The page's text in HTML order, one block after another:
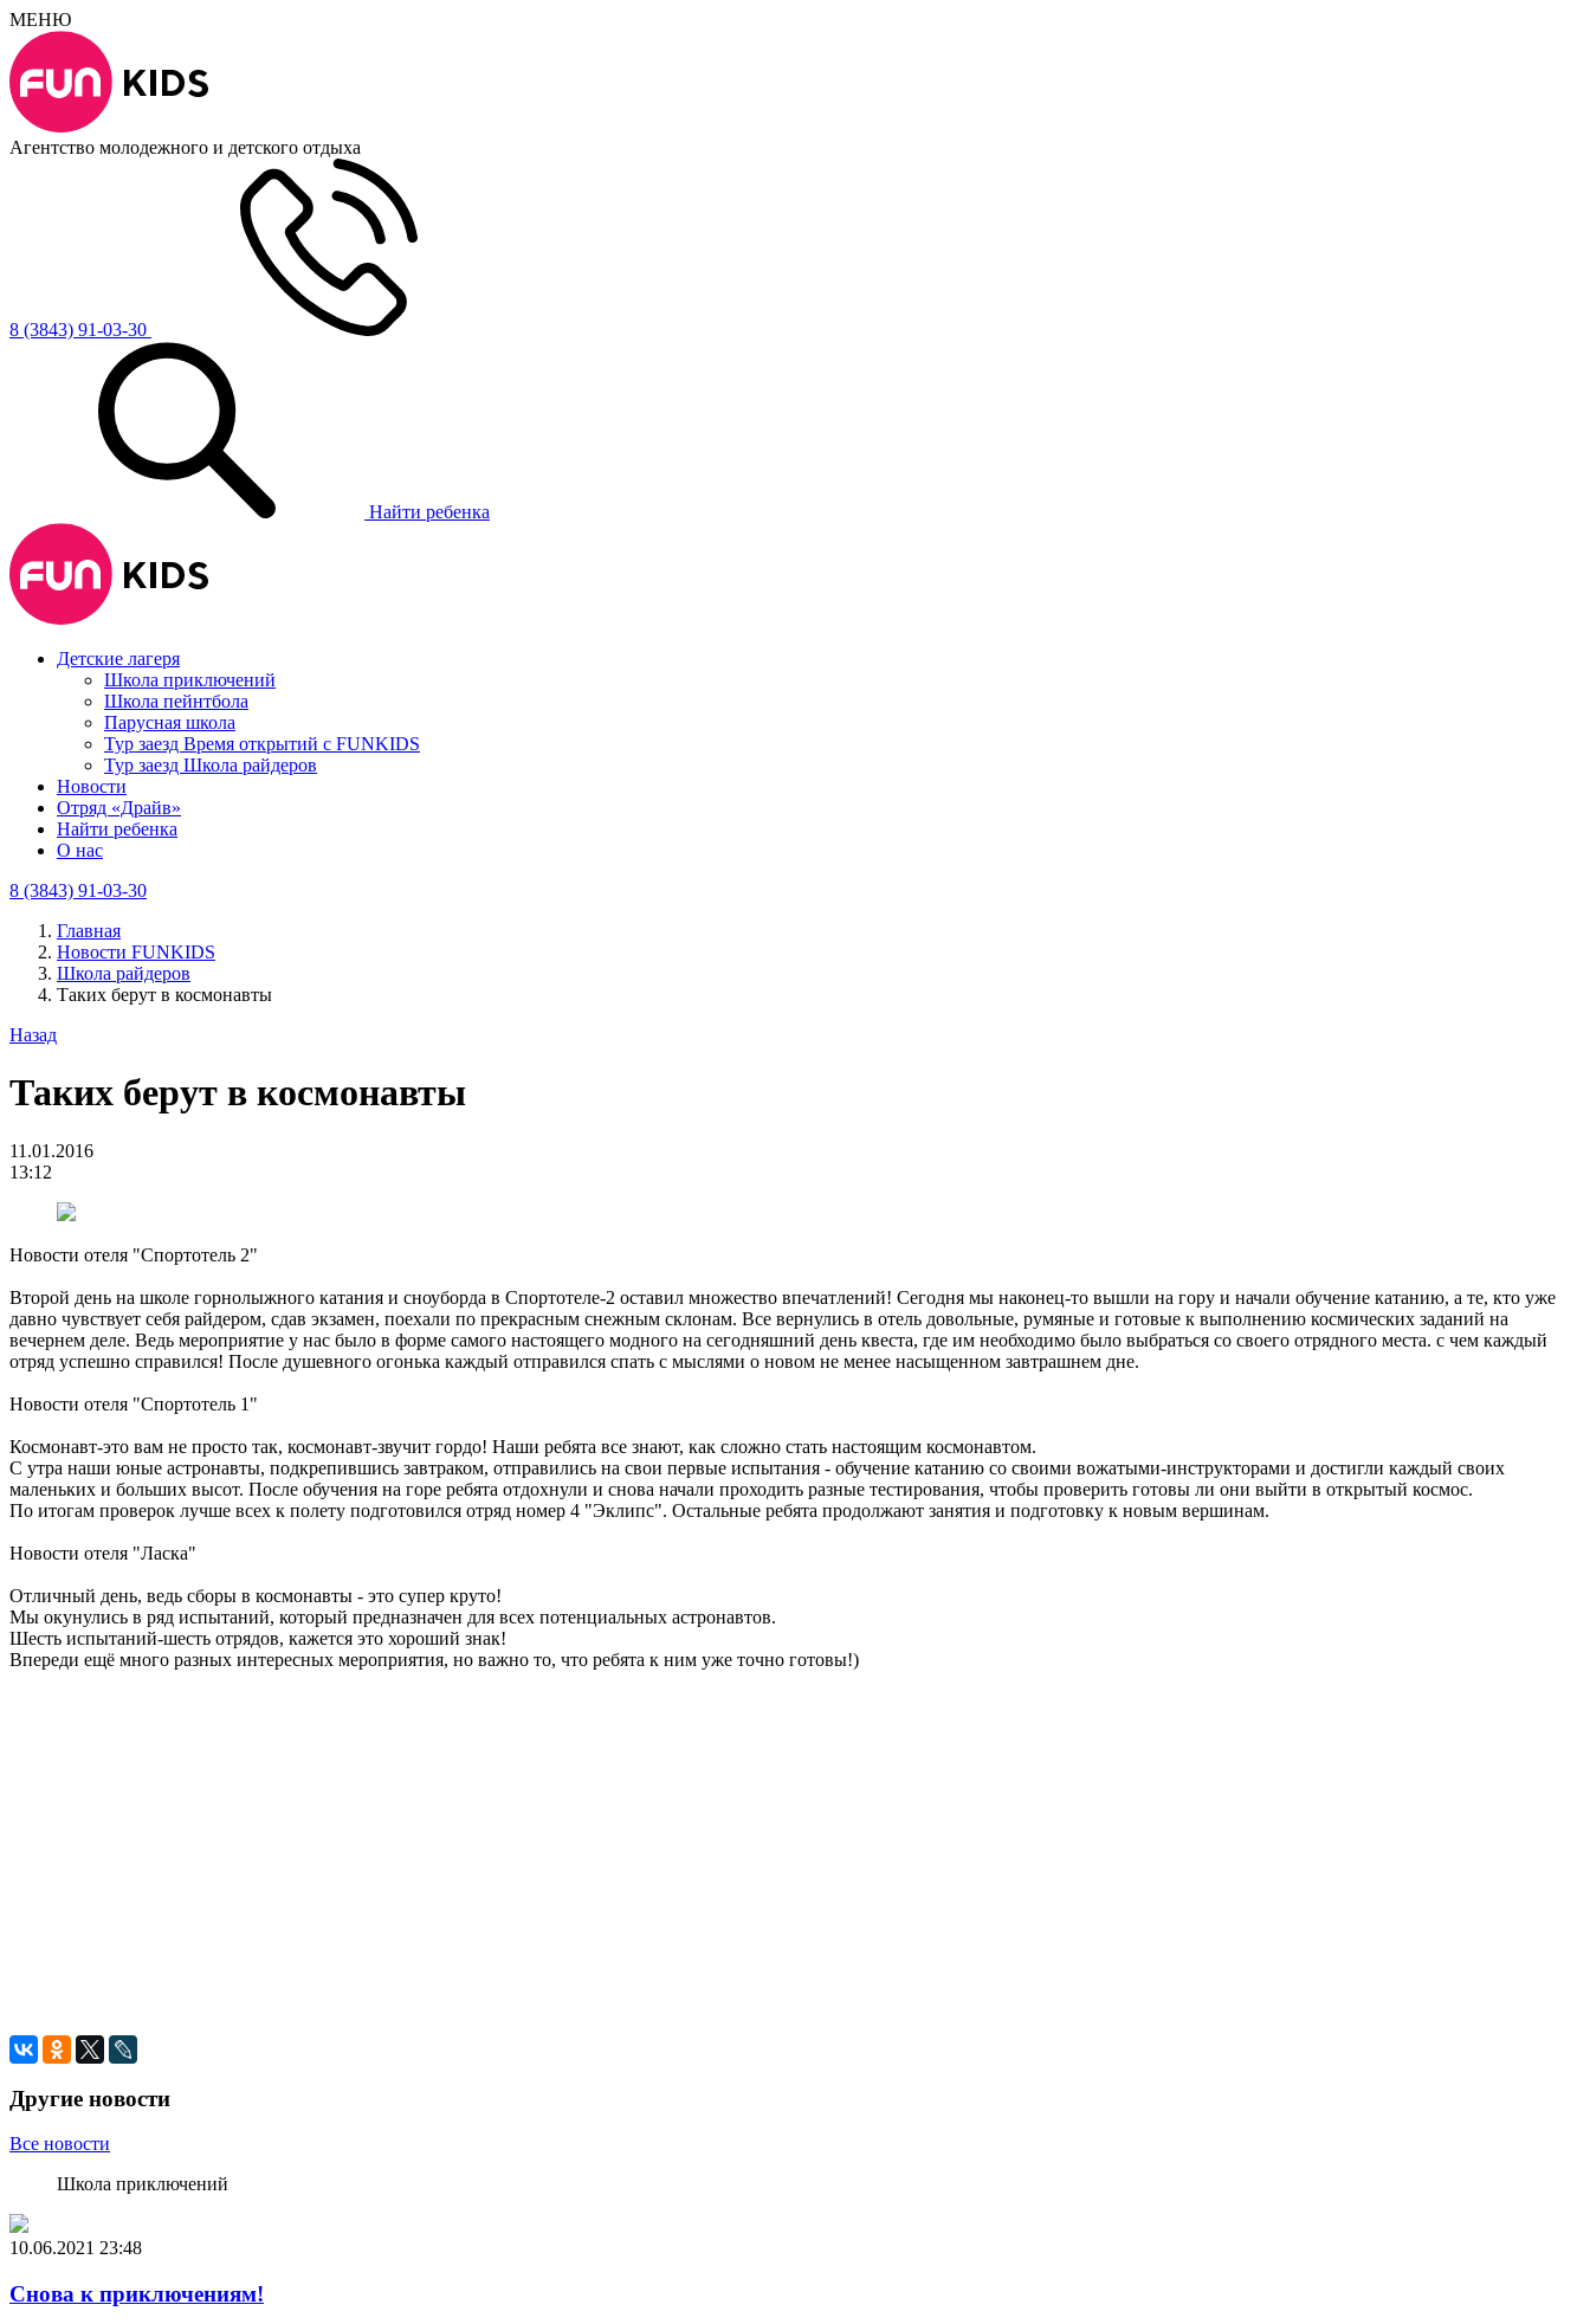
МЕНЮ
Агентство молодежного и детского отдыха
8 (3843) 91-03-30
Найти ребенка
Детские лагеря
Школа приключений
Школа пейнтбола
Парусная школа
Тур заезд Время открытий с FUNKIDS
Тур заезд Школа райдеров
Новости
Отряд «Драйв»
Найти ребенка
О нас
8 (3843) 91-03-30
Главная
Новости FUNKIDS
Школа райдеров
Таких берут в космонавты
Назад
Таких берут в космонавты
11.01.2016
13:12
Новости отеля "Спортотель 2"
Второй день на школе горнолыжного катания и сноуборда в Спортотеле-2 оставил множество впечатлений! Сегодня мы наконец-то вышли на гору и начали обучение катанию, а те, кто уже
давно чувствует себя райдером, сдав экзамен, поехали по прекрасным снежным склонам. Все вернулись в отель довольные, румяные и готовые к выполнению космических заданий на
вечернем деле. Ведь мероприятие у нас было в форме самого настоящего модного на сегодняшний день квеста, где им необходимо было выбраться со своего отрядного места. с чем каждый
отряд успешно справился! После душевного огонька каждый отправился спать с мыслями о новом не менее насыщенном завтрашнем дне.
Новости отеля "Спортотель 1"
Космонавт-это вам не просто так, космонавт-звучит гордо! Наши ребята все знают, как сложно стать настоящим космонавтом.
С утра наши юные астронавты, подкрепившись завтраком, отправились на свои первые испытания - обучение катанию со своими вожатыми-инструкторами и достигли каждый своих
маленьких и больших высот. После обучения на горе ребята отдохнули и снова начали проходить разные тестирования, чтобы проверить готовы ли они выйти в открытый космос.
По итогам проверок лучше всех к полету подготовился отряд номер 4 "Эклипс". Остальные ребята продолжают занятия и подготовку к новым вершинам.
Новости отеля "Ласка"
Отличный день, ведь сборы в космонавты - это супер круто!
Мы окунулись в ряд испытаний, который предназначен для всех потенциальных астронавтов.
Шесть испытаний-шесть отрядов, кажется это хороший знак!
Впереди ещё много разных интересных мероприятия, но важно то, что ребята к ним уже точно готовы!)
Другие новости
Все новости
Школа приключений
10.06.2021 23:48
Снова к приключениям!